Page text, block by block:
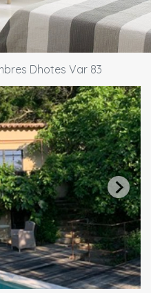
Dhotes Var 83